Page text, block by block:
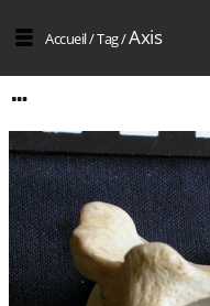
Accueil/Tag/Axis